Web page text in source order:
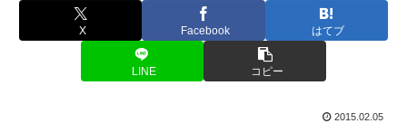
X Facebook はてブ
LINE コピー
2015.02.05